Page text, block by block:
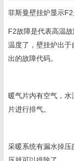
菲斯曼壁挂炉显示
F2故障是代表高温
温度了，壁挂炉出
出的故障代码。
暖气片内有空气，
片进行排气。
采暖系统有漏水掉